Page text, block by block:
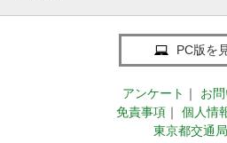
PC版を
アンケート ｜
お
免責事項 ｜
個人情
東京都交通